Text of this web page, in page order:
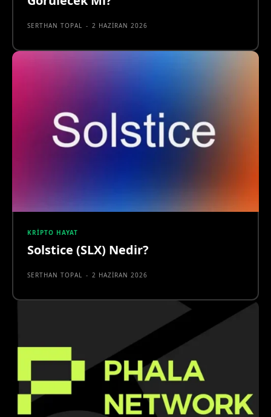
SERTHAN TOPAL - 2 HAZIRAN 2026
KRIPTO HAYAT
Solstice (SLX) Nedir?
SERTHAN TOPAL - 2 HAZIRAN 2026